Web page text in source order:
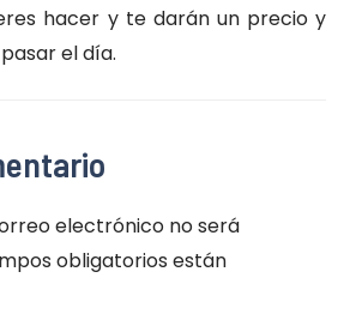
hacer y te darán un precio y
el día.
electrónico no será
obligatorios están